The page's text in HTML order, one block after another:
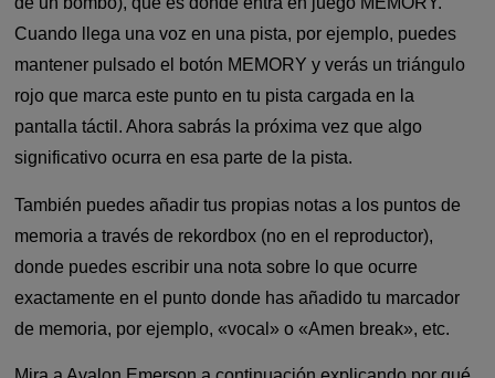
Cuando llega una voz en una pista, por ejemplo, puedes
mantener pulsado el botón MEMORY y verás un triángulo
rojo que marca este punto en tu pista cargada en la
pantalla táctil. Ahora sabrás la próxima vez que algo
significativo ocurra en esa parte de la pista.
También puedes añadir tus propias notas a los puntos de
memoria a través de rekordbox (no en el reproductor),
donde puedes escribir una nota sobre lo que ocurre
exactamente en el punto donde has añadido tu marcador
de memoria, por ejemplo, «vocal» o «Amen break», etc.